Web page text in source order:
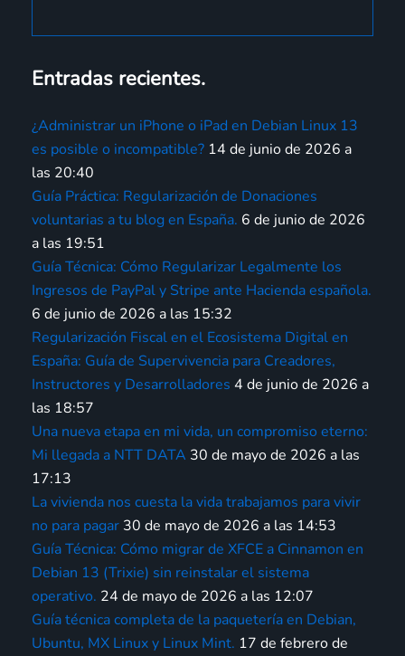
Entradas recientes.
¿Administrar un iPhone o iPad en Debian Linux 13
es posible o incompatible? 14 de junio de 2026 a
las 20:40
Guía Práctica: Regularización de Donaciones
voluntarias a tu blog en España. 6 de junio de 2026
a las 19:51
Guía Técnica: Cómo Regularizar Legalmente los
Ingresos de PayPal y Stripe ante Hacienda española.
6 de junio de 2026 a las 15:32
Regularización Fiscal en el Ecosistema Digital en
España: Guía de Supervivencia para Creadores,
Instructores y Desarrolladores 4 de junio de 2026 a
las 18:57
Una nueva etapa en mi vida, un compromiso eterno:
Mi llegada a NTT DATA 30 de mayo de 2026 a las
17:13
La vivienda nos cuesta la vida trabajamos para vivir
no para pagar 30 de mayo de 2026 a las 14:53
Guía Técnica: Cómo migrar de XFCE a Cinnamon en
Debian 13 (Trixie) sin reinstalar el sistema
operativo. 24 de mayo de 2026 a las 12:07
Guía técnica completa de la paquetería en Debian,
Ubuntu, MX Linux y Linux Mint. 17 de febrero de